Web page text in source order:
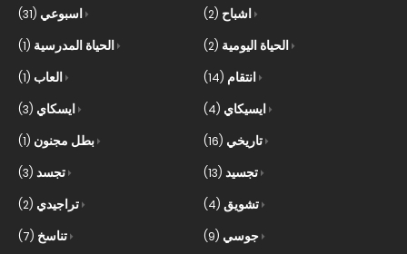
اسبوعي (31) اشباح (2)
الحياة المدرسية (1) الحياة اليومية (2)
العاب (1) انتقام (14)
ايسكاي (3) ايسيكاي (4)
بطل مجنون (1) تاريخي (16)
تجسد (3) تجسيد (13)
تراجيدي (2) تشويق (4)
تناسخ (7) جوسي (9)